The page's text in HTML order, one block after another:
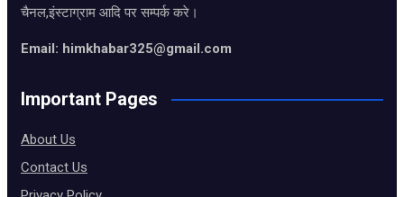
चैनल,इंस्टाग्राम आदि पर सम्पर्क करे।
Email: himkhabar325@gmail.com
Important Pages
About Us
Contact Us